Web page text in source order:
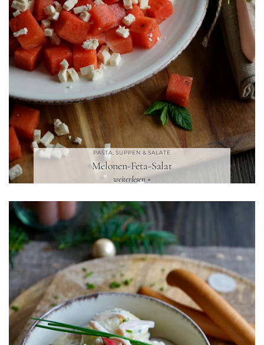
PASTA, SUPPEN & SALATE
Melonen-Feta-Salat
weiterlesen »